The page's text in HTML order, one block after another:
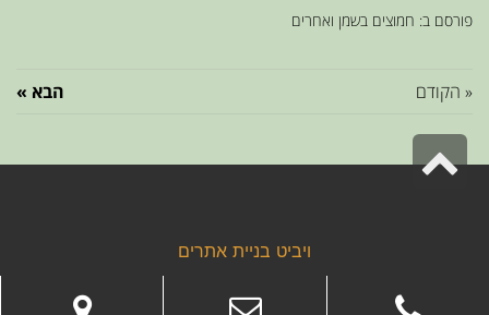
פורסם ב: חמוצים בשמן ואחרים
« הקודם הבא »
ויביט בניית אתרים
גלילה